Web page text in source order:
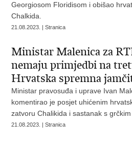
Georgiosom Floridisom i obišao
Chalkida.
21.08.2023. | Stranica
Ministar Malenica za
nemaju primjedbi na
Hrvatska spremna
Ministar pravosuđa i uprave Ivan
komentirao je posjet uhićenim
zatvoru Chalikida i sastanak s
21.08.2023. | Stranica